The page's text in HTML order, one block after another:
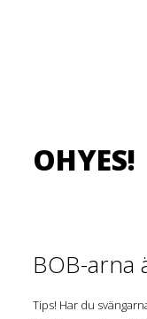
OHYES!
BOB-arna
Tips! Har du